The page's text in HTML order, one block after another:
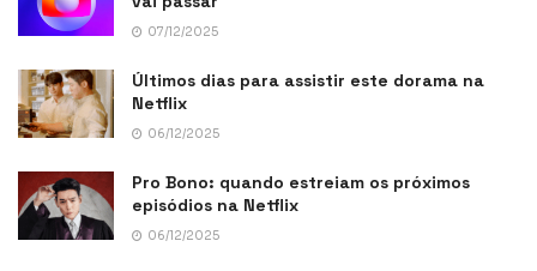
07/12/2025
Últimos dias para assistir este dorama na
Netflix
06/12/2025
Pro Bono: quando estreiam os próximos
episódios na Netflix
06/12/2025